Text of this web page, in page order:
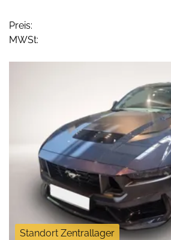
Preis:
MWSt:
Standort Zentrallager